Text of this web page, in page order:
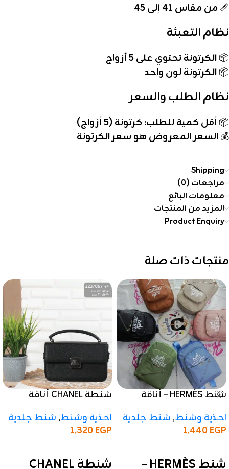
📏 من مقاس 41 إلى 45
نظام التعبئة
📦الكرتونة تحتوي على 5 أزواج
📦الكرتونة لون واحد
نظام الطلب والسعر
📦أقل كمية للطلب: كرتونة (5 أزواج)
💰السعر المعروض هو سعر الكرتونة
Shipping
مراجعات (0)
معلومات البائع
المزيد من المنتجات
Product Enquiry
منتجات ذات صلة
شنط HERMÈS – أناقة
احذية وشنط, شنط جلدية
1,440EGP
شنطة CHANEL أناقة
كلاسيكي اسود
احذية وشنط, شنط جلدية
1,320EGP